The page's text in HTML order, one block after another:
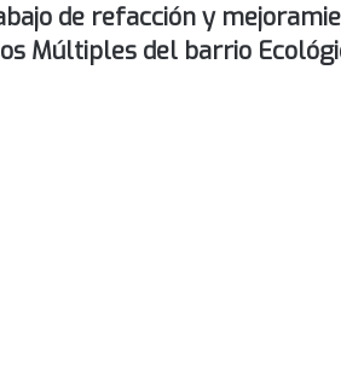
de refacción y
Múltiples del barrio